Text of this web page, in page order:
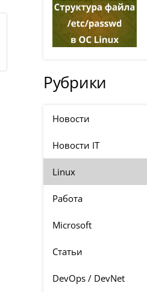
Рубрики
Новости
Новости IT
Linux
Работа
Microsoft
Статьи
DevOps / DevNet